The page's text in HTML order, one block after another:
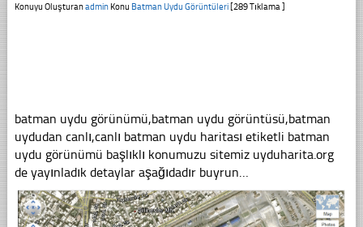
Konuyu OluşturanadminKonu Batman Uydu Görüntüleri[289 Tıklama ]
batman uydu görünümü,batman uydu görüntüsü,batman
uydudan canlı,canlı batman uydu haritası etiketli batman
uydu görünümü başlıklı konumuzu sitemiz uyduharita.org
de yayınladık detaylar aşağıdadır buyrun…